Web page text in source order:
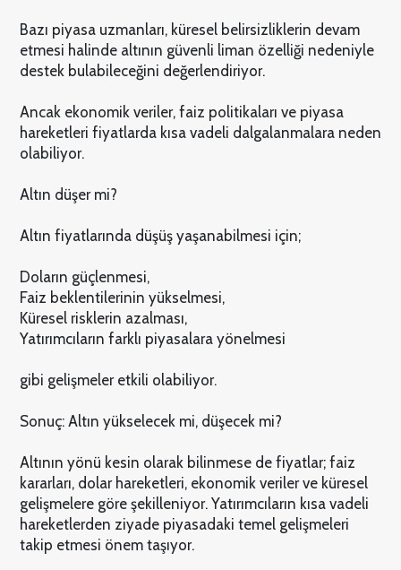
Bazı piyasa uzmanları, küresel belirsizliklerin devam
etmesi halinde altının güvenli liman özelliği nedeniyle
destek bulabileceğini değerlendiriyor.
Ancak ekonomik veriler, faiz politikaları ve piyasa
hareketleri fiyatlarda kısa vadeli dalgalanmalara neden
olabiliyor.
Altın düşer mi?
Altın fiyatlarında düşüş yaşanabilmesi için;
Doların güçlenmesi,
Faiz beklentilerinin yükselmesi,
Küresel risklerin azalması,
Yatırımcıların farklı piyasalara yönelmesi
gibi gelişmeler etkili olabiliyor.
Sonuç: Altın yükselecek mi, düşecek mi?
Altının yönü kesin olarak bilinmese de fiyatlar; faiz
kararları, dolar hareketleri, ekonomik veriler ve küresel
gelişmelere göre şekilleniyor. Yatırımcıların kısa vadeli
hareketlerden ziyade piyasadaki temel gelişmeleri
takip etmesi önem taşıyor.